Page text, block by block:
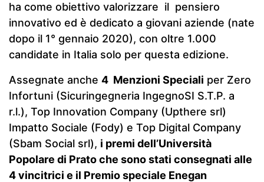
ha come obiettivo valorizzare il pensiero
innovativo ed è dedicato a giovani aziende (nate
dopo il 1° gennaio 2020), con oltre 1.000
candidate in Italia solo per questa edizione.
Assegnate anche 4 Menzioni Speciali per Zero
Infortuni (Sicuringegneria IngegnoSI S.T.P. a
r.l.), Top Innovation Company (Upthere srl)
Impatto Sociale (Fody) e Top Digital Company
(Sbam Social srl), i premi dell’Università
Popolare di Prato che sono stati consegnati alle
4 vincitrici e il Premio speciale Enegan